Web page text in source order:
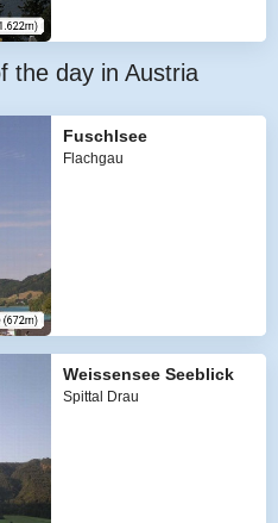
the day in Austria
Fuschlsee
Flachgau
Weissensee Seeblick
Spittal Drau